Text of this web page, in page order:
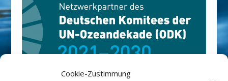
Cookie-Zustimmung